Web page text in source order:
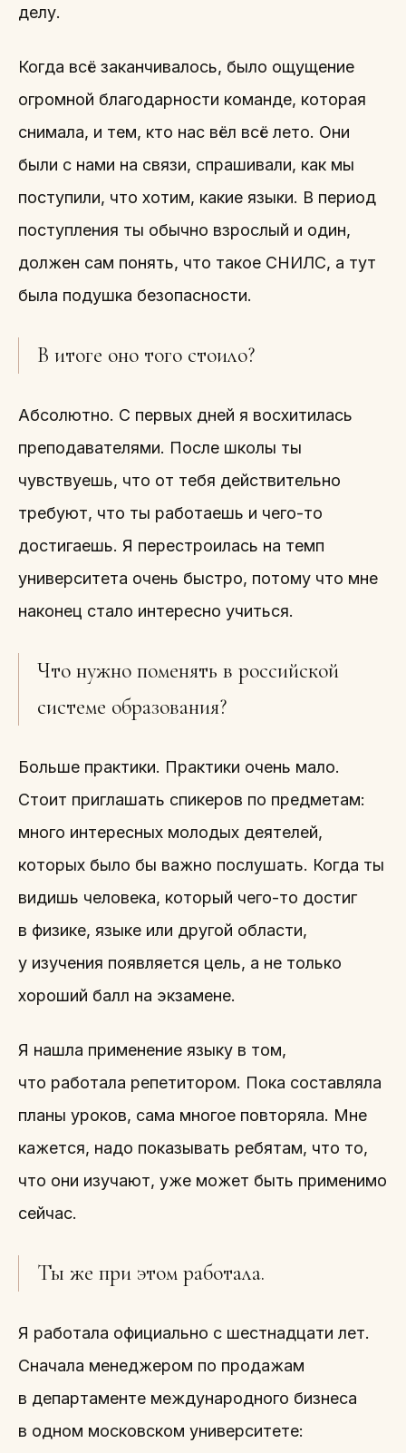
делу.
Когда всё заканчивалось, было ощущение
огромной благодарности команде, которая
снимала, и тем, кто нас вёл всё лето. Они
были с нами на связи, спрашивали, как мы
поступили, что хотим, какие языки. В период
поступления ты обычно взрослый и один,
должен сам понять, что такое СНИЛС, а тут
была подушка безопасности.
В итоге оно того стоило?
Абсолютно. С первых дней я восхитилась
преподавателями. После школы ты
чувствуешь, что от тебя действительно
требуют, что ты работаешь и чего-то
достигаешь. Я перестроилась на темп
университета очень быстро, потому что мне
наконец стало интересно учиться.
Что нужно поменять в российской
системе образования?
Больше практики. Практики очень мало.
Стоит приглашать спикеров по предметам:
много интересных молодых деятелей,
которых было бы важно послушать. Когда ты
видишь человека, который чего-то достиг
в физике, языке или другой области,
у изучения появляется цель, а не только
хороший балл на экзамене.
Я нашла применение языку в том,
что работала репетитором. Пока составляла
планы уроков, сама многое повторяла. Мне
кажется, надо показывать ребятам, что то,
что они изучают, уже может быть применимо
сейчас.
Ты же при этом работала.
Я работала официально с шестнадцати лет.
Сначала менеджером по продажам
в департаменте международного бизнеса
в одном московском университете: